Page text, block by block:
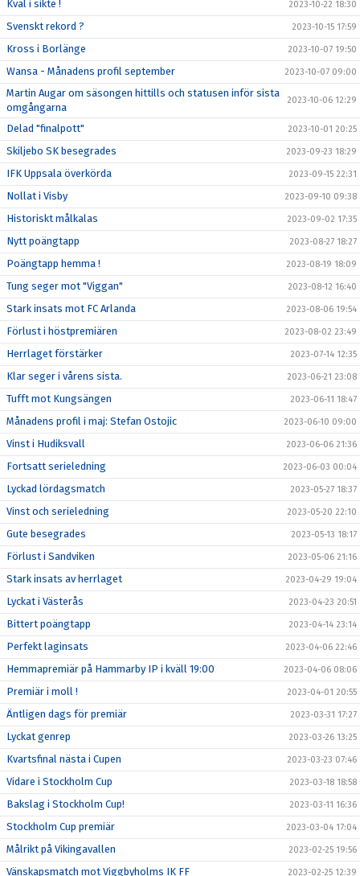
Kval i sikte ! 2023-10-22 18:30
Svenskt rekord ? 2023-10-15 17:59
Kross i Borlänge 2023-10-07 19:50
Wansa - Månadens profil september 2023-10-07 09:00
Martin Augar om säsongen hittills och statusen inför sista
omgångarna
2023-10-06 12:29
Delad "finalpott" 2023-10-01 20:25
Skiljebo SK besegrades 2023-09-23 18:29
IFK Uppsala överkörda 2023-09-15 22:31
Nollat i Visby 2023-09-10 09:38
Historiskt målkalas 2023-09-02 17:35
Nytt poängtapp 2023-08-27 18:27
Poängtapp hemma ! 2023-08-19 18:09
Tung seger mot "Viggan" 2023-08-12 16:40
Stark insats mot FC Arlanda 2023-08-06 19:54
Förlust i höstpremiären 2023-08-02 23:49
Herrlaget förstärker 2023-07-14 12:35
Klar seger i vårens sista. 2023-06-21 23:08
Tufft mot Kungsängen 2023-06-11 18:47
Månadens profil i maj: Stefan Ostojic 2023-06-10 09:00
Vinst i Hudiksvall 2023-06-06 21:36
Fortsatt serieledning 2023-06-03 00:04
Lyckad lördagsmatch 2023-05-27 18:37
Vinst och serieledning 2023-05-20 22:10
Gute besegrades 2023-05-13 18:17
Förlust i Sandviken 2023-05-06 21:16
Stark insats av herrlaget 2023-04-29 19:04
Lyckat i Västerås 2023-04-23 20:51
Bittert poängtapp 2023-04-14 23:14
Perfekt laginsats 2023-04-06 22:46
Hemmapremiär på Hammarby IP i kväll 19:00 2023-04-06 08:06
Premiär i moll ! 2023-04-01 20:55
Äntligen dags för premiär 2023-03-31 17:27
Lyckat genrep 2023-03-26 13:25
Kvartsfinal nästa i Cupen 2023-03-23 07:46
Vidare i Stockholm Cup 2023-03-18 18:58
Bakslag i Stockholm Cup! 2023-03-11 16:36
Stockholm Cup premiär 2023-03-04 17:04
Målrikt på Vikingavallen 2023-02-25 19:56
Vänskapsmatch mot Viggbyholms IK FF 2023-02-25 12:39